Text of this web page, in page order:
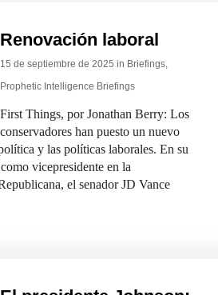
Renovación laboral
15 de septiembre de 2025 in Briefings,
Prophetic Intelligence Briefings
First Things, por Jonathan Berry: Los
conservadores han puesto un nuevo
y las políticas laborales. En su
vicepresidente en la
el senador JD Vance